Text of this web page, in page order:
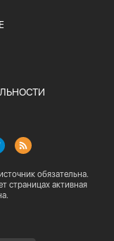
обязательна.
страницах активная